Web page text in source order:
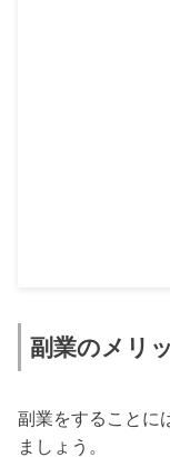
副業のメリ
副業をすることに
ましょう。